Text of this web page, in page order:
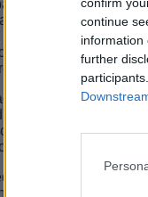
continue
information
further
la posibilidad
de interés
de
de larga duración,
de 45 años y
nueve proyectos.
entidades,
y empleo,
laboral", señaló.
imprescindible
personal